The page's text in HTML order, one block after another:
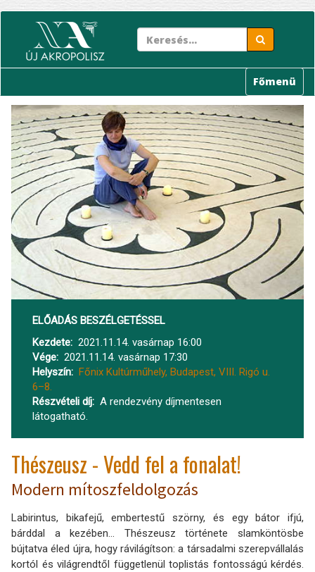
tartalomra
Főmenü
ELŐADÁS BESZÉLGETÉSSEL
Kezdete
2021.11.14. vasárnap 16:00
Vége
2021.11.14. vasárnap 17:30
Helyszín
Főnix Kultúrműhely, Budapest, VIII. Rigó u.
6–8.
Részvételi díj
A rendezvény díjmentesen
látogatható.
Thészeusz - Vedd fel a fonalat!
Modern mítoszfeldolgozás
Labirintus, bikafejű, embertestű szörny, és egy bátor ifjú,
bárddal a kezében... Thészeusz története slamköntösbe
bújtatva éled újra, hogy rávilágítson: a társadalmi szerepvállalás
kortól és világrendtől függetlenül toplistás fontosságú kérdés.